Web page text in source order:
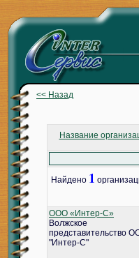
<< Назад
Название
Найдено 1
ООО «Интер-С»
Волжское
представительство
"Интер-С"